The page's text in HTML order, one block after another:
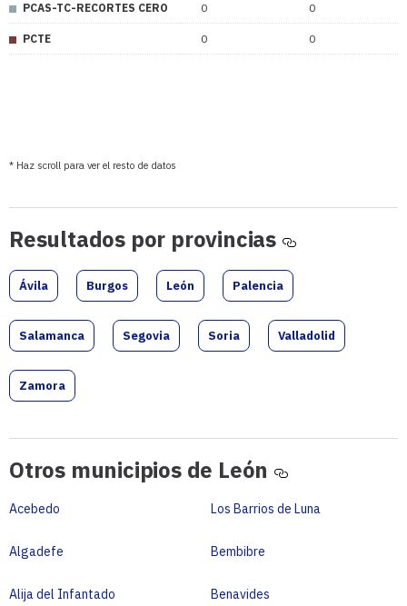
PCAS-TC-RECORTES CERO 0 0
PCTE 0 0
* Haz scroll para ver el resto de datos
Resultados por provincias Resultados
provincias
Ávila Burgos León Palencia
Salamanca Segovia Soria Valladolid
Zamora
Otros municipios de León Otros
de
Acebedo
Algadefe
Alija del Infantado
Los Barrios de Luna
Bembibre
Benavides